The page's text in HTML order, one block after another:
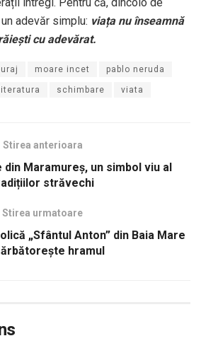
adevăr simplu: viața nu înseamnă
cu adevărat.
moare incet pablo neruda
schimbare viata
Stirea anterioara
Maramureș, un simbol viu al
străvechi
Stirea urmatoare
„Sfântul Anton” din Baia Mare
hramul